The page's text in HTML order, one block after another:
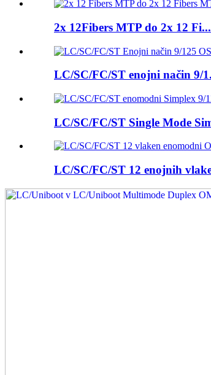
2x 12Fibers MTP do 2x 12 Fi...
LC/SC/FC/ST enojni način 9/
LC/SC/FC/ST Single Mode
LC/SC/FC/ST 12 enojnih